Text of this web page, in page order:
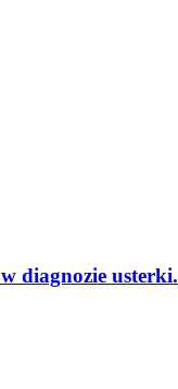
diagnozie usterki.